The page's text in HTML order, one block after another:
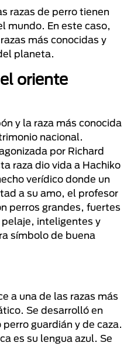
razas de perro tienen
mundo. En este caso,
más conocidas y
planeta.
oriente
y la raza más conocida
nacional.
por Richard
raza dio vida a Hachiko
verídico donde un
a su amo, el profesor
perros grandes, fuertes
inteligentes y
símbolo de buena
a una de las razas más
Se desarrolló en
guardián y de caza.
es su lengua azul. Se